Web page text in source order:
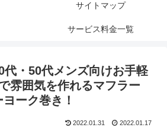
サイトマップ
サービス料金一覧
代・50代メンズ向けお手軽
雰囲気を作れるマフラー
ーク巻き！
2022.01.31 2022.01.17